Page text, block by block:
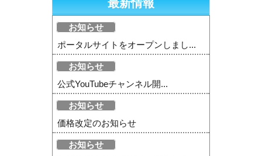
最新情報
お知らせ
ポータルサイトをオープンしまし...
お知らせ
公式YouTubeチャンネル開...
お知らせ
価格改定のお知らせ
お知らせ